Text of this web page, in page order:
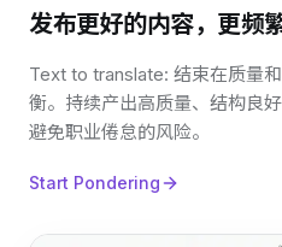
发布更好的内容，更频繁
Text to translate: 结束在质量
衡。持续产出高质量、结构良
避免职业倦怠的风险。
Start Pondering